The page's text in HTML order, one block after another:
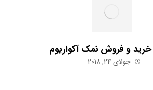
و فروش نمک آکواریوم
جولای 24, 2018